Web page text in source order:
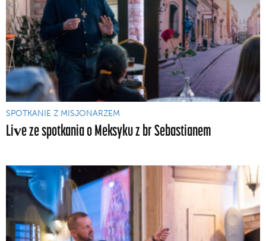
SPOTKANIE Z MISJONARZEM
Live ze spotkania o Meksyku z br Sebastianem